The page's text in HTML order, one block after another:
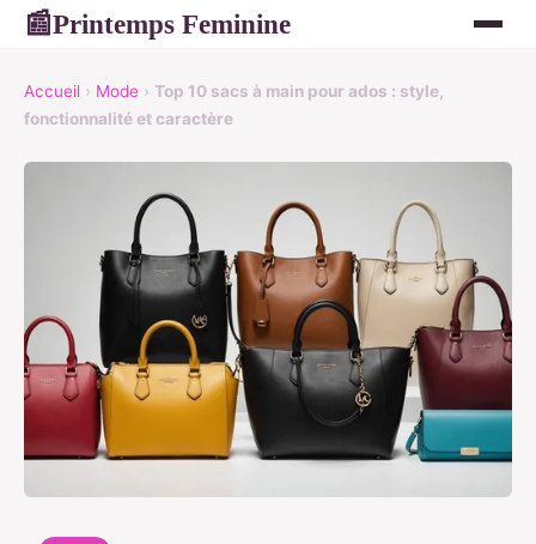
📰Printemps Feminine
Accueil › Mode › Top 10 sacs à main pour ados : style,
fonctionnalité et caractère